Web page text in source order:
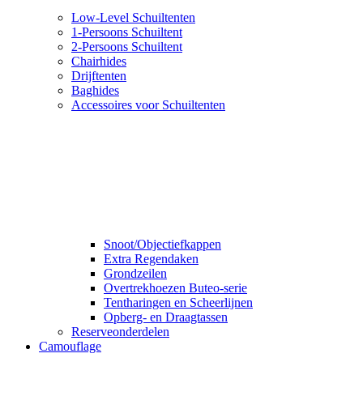
Low-Level Schuiltenten
1-Persoons Schuiltent
2-Persoons Schuiltent
Chairhides
Drijftenten
Baghides
Accessoires voor Schuiltenten
Snoot/Objectiefkappen
Extra Regendaken
Grondzeilen
Overtrekhoezen Buteo-serie
Tentharingen en Scheerlijnen
Opberg- en Draagtassen
Reserveonderdelen
Camouflage